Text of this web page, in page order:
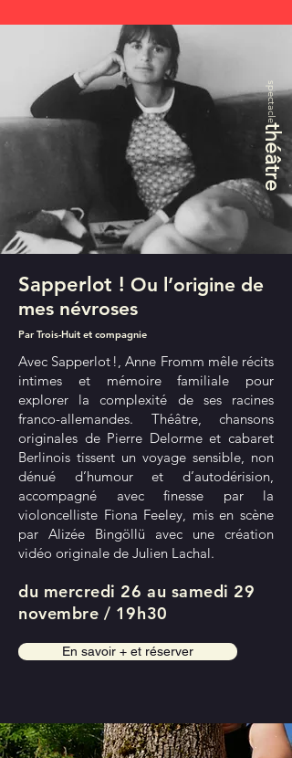
spectacle
théâtre
Sapperlot ! Ou l’origine de
mes névroses
Par Trois-Huit et compagnie
Avec Sapperlot !, Anne Fromm mêle récits
intimes et mémoire familiale pour
explorer la complexité de ses racines
franco-allemandes. Théâtre, chansons
originales de Pierre Delorme et cabaret
Berlinois tissent un voyage sensible, non
dénué d’humour et d’autodérision,
accompagné avec finesse par la
violoncelliste Fiona Feeley, mis en scène
par Alizée Bingöllü avec une création
vidéo originale de Julien Lachal.
du mercredi 26 au samedi 29
novembre / 19h30
En savoir + et réserver